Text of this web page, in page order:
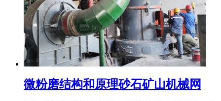
微粉磨结构和原理砂石矿山机械网